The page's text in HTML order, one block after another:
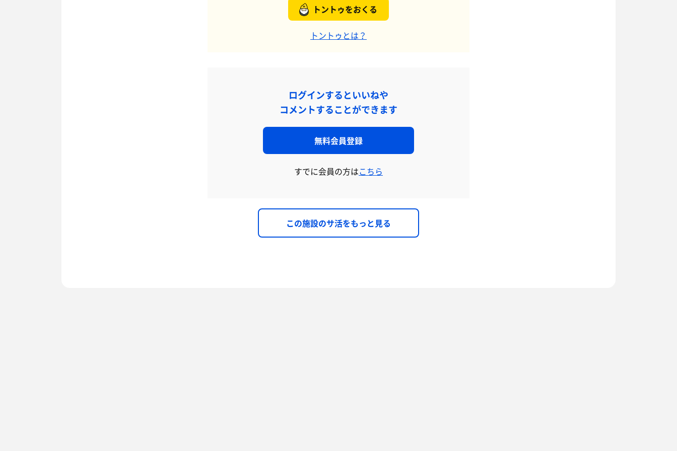
トントゥをおくる
トントゥとは？
ログインするといいねや
コメントすることができます
無料会員登録
すでに会員の方はこちら
この施設のサ活をもっと見る